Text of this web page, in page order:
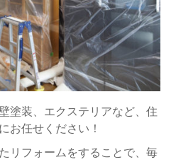
塗装、エクステリアなど、住
お任せください！
リフォームをすることで、毎